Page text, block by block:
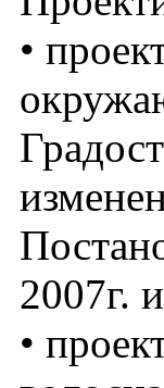
•
2007г.
•